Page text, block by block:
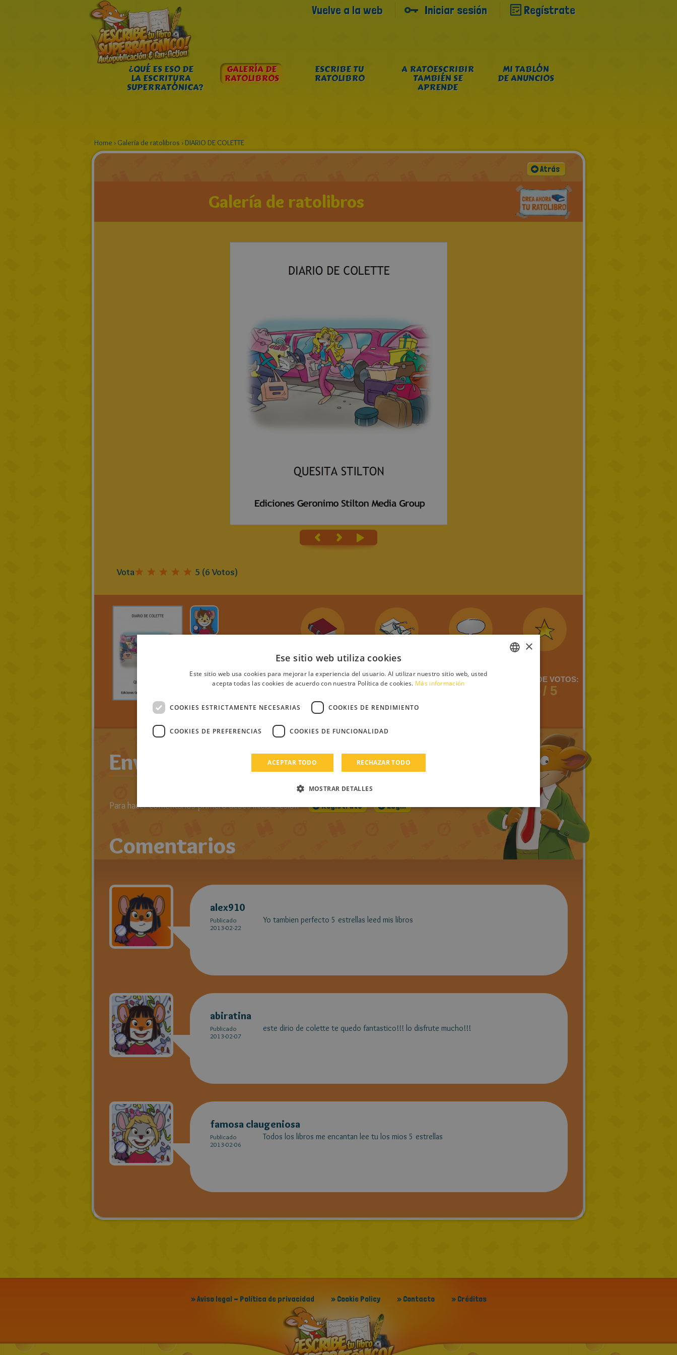
Vuelve a la web Iniciar sesión Regístrate
¿QUÉ ES ESO DE
LA ESCRITURA
SUPERRATÓNICA?
GALERÍA DE
RATOLIBROS
ESCRIBE TU
RATOLIBRO
A RATOESCRIBIR
TAMBIÉN SE
APRENDE
MI TABLÓN
DE ANUNCIOS
Home › Galería de ratolibros ›DIARIO DE COLETTE
Galería de ratolibros
Atrás
Vota 5 (6Votos)
COLETTE
> LEE TODOS LOS
RATONIKUA
PUBLICADO EL:
30-01-2013
VISUALIZACIONES:
1787
COMENTARIOS: MEDIA DE VOTOS:
6 / 5
Enviar comentario
Para hacer comentarios primero debes iniciar sesión Regístrate Login
Comentarios
alex910
Publicado
2013-02-22
Yo tambien perfecto 5 estrellas leed mis libros
abiratina
Publicado
2013-02-07
este dirio de colette te quedo fantastico!!! lo disfrute mucho!!!
famosa claugeniosa
Publicado
2013-02-06
Todos los libros me encantan lee tu los mios 5 estrellas
» Aviso legal - Política de privacidad » Cookie Policy » Contacto » Créditos
TURKISH
GREEK
RUSSIAN
DUTCH
×
Ese sitio web utiliza cookies
Este sitio web usa cookies para mejorar la experiencia del usuario. Al utilizar nuestro sitio web, usted
acepta todas las cookies de acuerdo con nuestra Política de cookies. Más información
COOKIES ESTRICTAMENTE NECESARIAS COOKIES DE RENDIMIENTO
COOKIES DE PREFERENCIAS COOKIES DE FUNCIONALIDAD
ACEPTAR TODO RECHAZAR TODO
MOSTRAR DETALLES